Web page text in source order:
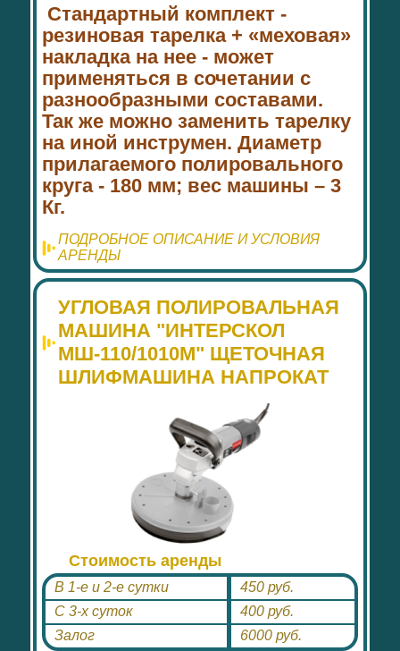
Стандартный комплект -
резиновая тарелка + «меховая»
накладка на нее - может
применяться в сочетании с
разнообразными составами.
Так же можно заменить тарелку
на иной инструмен. Диаметр
прилагаемого полировального
круга - 180 мм; вес машины – 3
Кг.
ПОДРОБНОЕ ОПИСАНИЕ И УСЛОВИЯ
АРЕНДЫ
УГЛОВАЯ ПОЛИРОВАЛЬНАЯ
МАШИНА "ИНТЕРСКОЛ
МШ-110/1010М" ЩЕТОЧНАЯ
ШЛИФМАШИНА НАПРОКАТ
Стоимость аренды
В 1-е и 2-е сутки
450 руб.
С 3-х суток
400 руб.
Залог
6000 руб.